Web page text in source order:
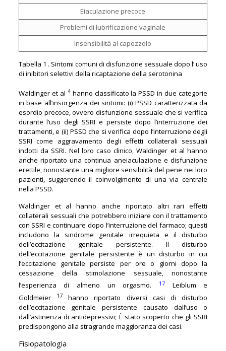
Eiaculazione precoce
Problemi di lubrificazione vaginale
Insensibilità al capezzolo
Tabella 1 . Sintomi comuni di disfunzione sessuale dopo l’ uso
di inibitori selettivi della ricaptazione della serotonina
Waldinger et al 4hanno classificato la PSSD in due categorie
in base all’insorgenza dei sintomi: (i) PSSD caratterizzata da
esordio precoce, ovvero disfunzione sessuale che si verifica
durante l’uso degli SSRI e persiste dopo l’interruzione dei
trattamenti, e (ii) PSSD che si verifica dopo l’interruzione degli
SSRI come aggravamento degli effetti collaterali sessuali
indotti da SSRI. Nel loro caso clinico, Waldinger et al hanno
anche riportato una continua aneiaculazione e disfunzione
erettile, nonostante una migliore sensibilità del pene nei loro
pazienti, suggerendo il coinvolgimento di una via centrale
nella PSSD.
Waldinger et al hanno anche riportato altri rari effetti
collaterali sessuali che potrebbero iniziare con il trattamento
con SSRI e continuare dopo l’interruzione del farmaco; questi
includono la sindrome genitale irrequieta e il disturbo
dell’eccitazione genitale persistente. Il disturbo
dell’eccitazione genitale persistente è un disturbo in cui
l’eccitazione genitale persiste per ore o giorni dopo la
cessazione della stimolazione sessuale, nonostante
l’esperienza di almeno un orgasmo.
17Leiblum e
Goldmeier
17
hanno riportato diversi casi di disturbo
dell’eccitazione genitale persistente causato dall’uso o
dall’astinenza di antidepressivi; È stato scoperto che gli SSRI
predispongono alla stragrande maggioranza dei casi.
Fisiopatologia